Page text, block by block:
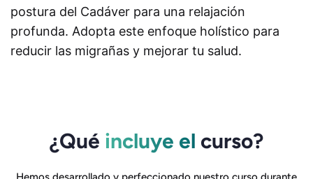
postura del Cadáver para una relajación
profunda. Adopta este enfoque holístico para
reducir las migrañas y mejorar tu salud.
¿Qué incluye el curso?